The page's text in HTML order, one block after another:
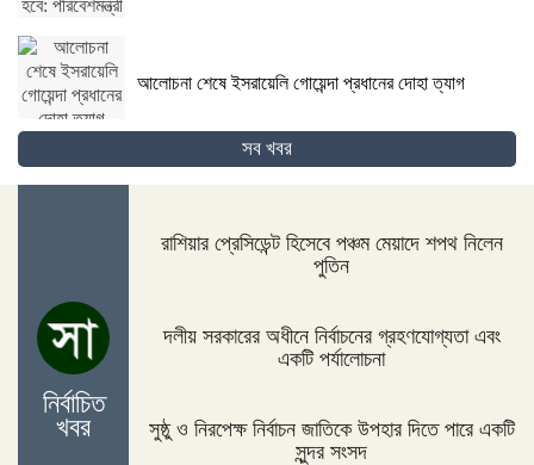
আলোচনা শেষে ইসরায়েলি গোয়েন্দা প্রধানের দোহা ত্যাগ
গোপালগঞ্জের কোটালীপাড়ায় ৮ দিনব্যাপী রথযাত্রা উদযাপিত
জিম্বাবুয়ের দায়িত্বে বাংলাদেশের সাবেক বোলিং কোচ ল্যাঙ্গাভেল্ট
দিনাজপুরের ফুলবাড়ীতে সড়ক দুর্ঘটনায় দু’জন নিহত
সব খবর
নির্বাচিত
খবর
রাশিয়ার প্রেসিডেন্ট হিসেবে পঞ্চম মেয়াদে শপথ নিলেন
পুতিন
দলীয় সরকারের অধীনে নির্বাচনের গ্রহণযোগ্যতা এবং
একটি পর্যালোচনা
সুষ্ঠু ও নিরপেক্ষ নির্বাচন জাতিকে উপহার দিতে পারে একটি
সুন্দর সংসদ